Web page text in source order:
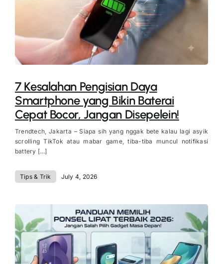
7 Kesalahan Pengisian Daya
Smartphone yang Bikin Baterai
Cepat Bocor, Jangan Disepelein!
Trendtech, Jakarta – Siapa sih yang nggak bete kalau lagi asyik
scrolling TikTok atau mabar game, tiba-tiba muncul notifikasi
battery [...]
Tips & Trik July 4, 2026